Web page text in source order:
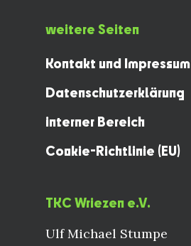
weitere Seiten
Kontakt und Impressum
Datenschutzerklärung
interner Bereich
Cookie-Richtlinie (EU)
TKC Wriezen e.V.
Ulf Michael Stumpe